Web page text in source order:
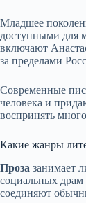
Младшее
доступными для
включают
за пределами
Современные
человека и
воспринять
Какие жанры
Проза занимает
социальных драм
соединяют